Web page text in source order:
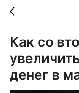
Как со
денег в